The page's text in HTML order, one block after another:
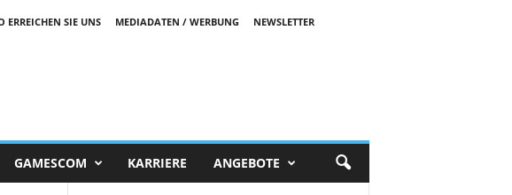
ERREICHEN SIE UNS MEDIADATEN / WERBUNG
NEWSLETTER
GAMESCOM KARRIERE ANGEBOTE